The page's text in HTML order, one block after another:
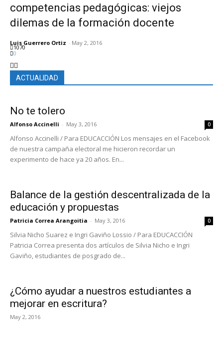
competencias pedagógicas: viejos
dilemas de la formación docente
Luis Guerrero Ortiz - May 2, 2016
1070
0
ACTUALIDAD
No te tolero
Alfonso Accinelli - May 3, 2016 0
Alfonso Accinelli / Para EDUCACCIÓN Los mensajes en el Facebook
de nuestra campaña electoral me hicieron recordar un
experimento de hace ya 20 años. En...
Balance de la gestión descentralizada de la
educación y propuestas
Patricia Correa Arangoitia - May 3, 2016 0
Silvia Nicho Suarez e Ingri Gaviño Lossio / Para EDUCACCIÓN
Patricia Correa presenta dos artículos de Silvia Nicho e Ingri
Gaviño, estudiantes de posgrado de...
¿Cómo ayudar a nuestros estudiantes a
mejorar en escritura?
May 2, 2016